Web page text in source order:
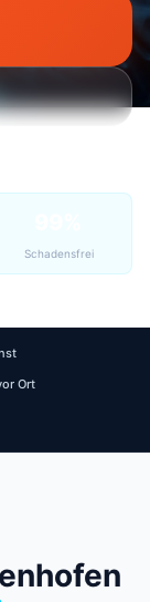
Schadensfrei
Ort